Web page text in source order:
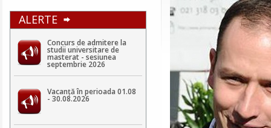
ALERTE
Concurs de admitere la
studii universitare de
masterat - sesiunea
septembrie 2026
Vacanță în perioada 01.08
- 30.08.2026